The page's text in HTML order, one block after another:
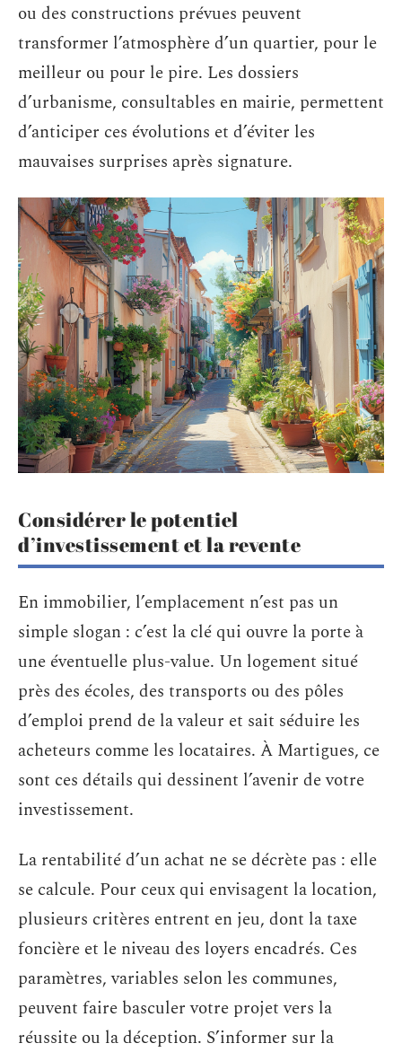
ou des constructions prévues peuvent
transformer l’atmosphère d’un quartier, pour le
meilleur ou pour le pire. Les dossiers
d’urbanisme, consultables en mairie, permettent
d’anticiper ces évolutions et d’éviter les
mauvaises surprises après signature.
Considérer le potentiel
d’investissement et la revente
En immobilier, l’emplacement n’est pas un
simple slogan : c’est la clé qui ouvre la porte à
une éventuelle plus-value. Un logement situé
près des écoles, des transports ou des pôles
d’emploi prend de la valeur et sait séduire les
acheteurs comme les locataires. À Martigues, ce
sont ces détails qui dessinent l’avenir de votre
investissement.
La rentabilité d’un achat ne se décrète pas : elle
se calcule. Pour ceux qui envisagent la location,
plusieurs critères entrent en jeu, dont la taxe
foncière et le niveau des loyers encadrés. Ces
paramètres, variables selon les communes,
peuvent faire basculer votre projet vers la
réussite ou la déception. S’informer sur la